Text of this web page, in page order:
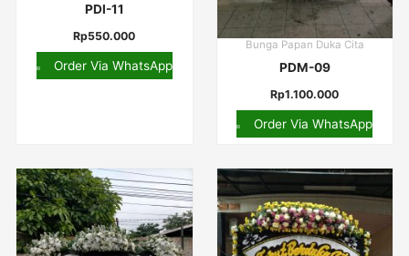
PDI-11
Rp550.000
Order Via WhatsApp
Bunga Papan Duka Cita
PDM-09
Rp1.100.000
Order Via WhatsApp